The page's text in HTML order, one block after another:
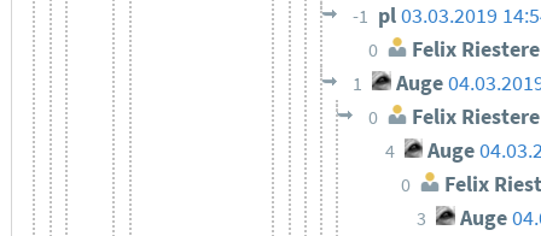
-1 pl03.03.2019
0 Felix
1 Auge
0 Felix
4 Auge
0 Felix
3 Auge